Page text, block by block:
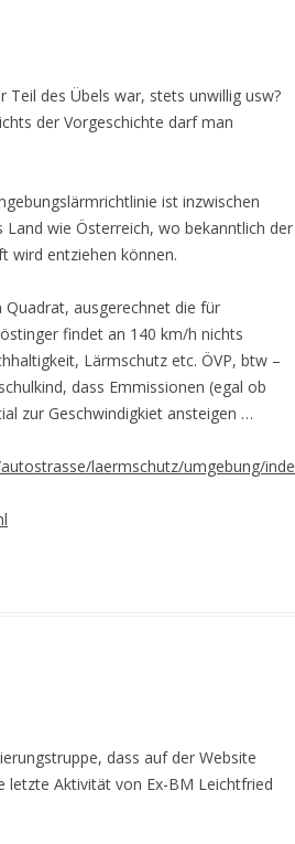
Teil des Übels war, stets unwillig usw?
der Vorgeschichte darf man
ist inzwischen
wie Österreich, wo bekanntlich der
wird entziehen können.
ausgerechnet die für
findet an 140 km/h nichts
Lärmschutz etc. ÖVP, btw –
dass Emmissionen (egal ob
zur Geschwindigkiet ansteigen …
laermschutz/umgebung/inde
dass auf der Website
letzte Aktivität von Ex-BM Leichtfried